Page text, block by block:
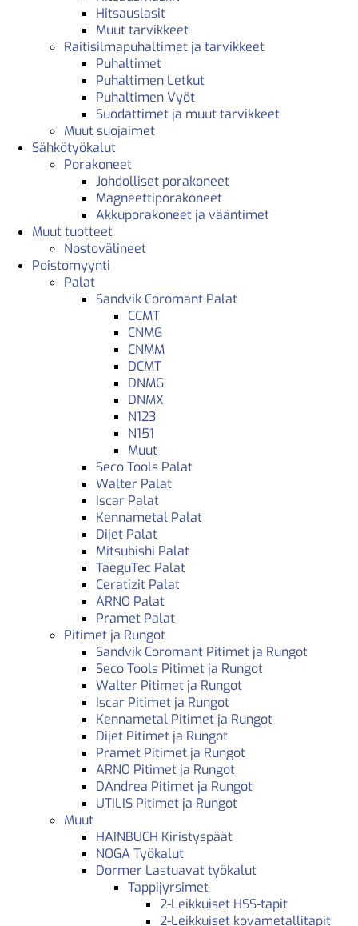
Hitsauslasit
Muut tarvikkeet
Raitisilmapuhaltimet ja tarvikkeet
Puhaltimet
Puhaltimen Letkut
Puhaltimen Vyöt
Suodattimet ja muut tarvikkeet
Muut suojaimet
Sähkötyökalut
Porakoneet
Johdolliset porakoneet
Magneettiporakoneet
Akkuporakoneet ja vääntimet
Muut tuotteet
Nostovälineet
Poistomyynti
Palat
Sandvik Coromant Palat
CCMT
CNMG
CNMM
DCMT
DNMG
DNMX
N123
N151
Muut
Seco Tools Palat
Walter Palat
Iscar Palat
Kennametal Palat
Dijet Palat
Mitsubishi Palat
TaeguTec Palat
Ceratizit Palat
ARNO Palat
Pramet Palat
Pitimet ja Rungot
Sandvik Coromant Pitimet ja Rungot
Seco Tools Pitimet ja Rungot
Walter Pitimet ja Rungot
Iscar Pitimet ja Rungot
Kennametal Pitimet ja Rungot
Dijet Pitimet ja Rungot
Pramet Pitimet ja Rungot
ARNO Pitimet ja Rungot
DAndrea Pitimet ja Rungot
UTILIS Pitimet ja Rungot
Muut
HAINBUCH Kiristyspäät
NOGA Työkalut
Dormer Lastuavat työkalut
Tappijyrsimet
2-Leikkuiset HSS-tapit
2-Leikkuiset kovametallitapit